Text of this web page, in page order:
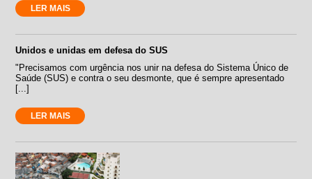
LER MAIS
Unidos e unidas em defesa do SUS
"Precisamos com urgência nos unir na defesa do Sistema Único de
Saúde (SUS) e contra o seu desmonte, que é sempre apresentado
[...]
LER MAIS